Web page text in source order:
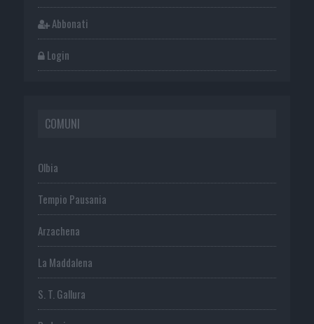
Abbonati
Login
COMUNI
Olbia
Tempio Pausania
Arzachena
La Maddalena
S. T. Gallura